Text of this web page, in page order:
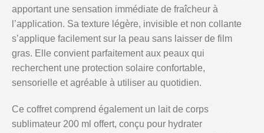
apportant une sensation immédiate de fraîcheur à
l’application. Sa texture légère, invisible et non collante
s’applique facilement sur la peau sans laisser de film
gras. Elle convient parfaitement aux peaux qui
recherchent une protection solaire confortable,
sensorielle et agréable à utiliser au quotidien.
Ce coffret comprend également un lait de corps
sublimateur 200 ml offert, conçu pour hydrater